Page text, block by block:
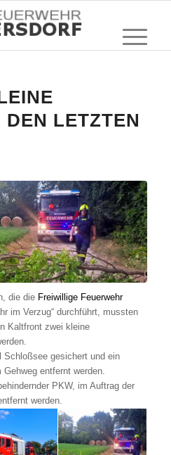
LETZTEN
die die Freiwillige Feuerwehr
im Verzug“ durchführt, mussten
Kaltfront zwei kleine
Schloßsee gesichert und ein
entfernt werden.
PKW, im Auftrag der
werden.